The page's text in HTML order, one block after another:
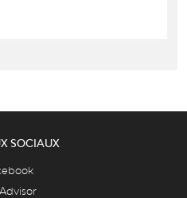
SOCIAUX